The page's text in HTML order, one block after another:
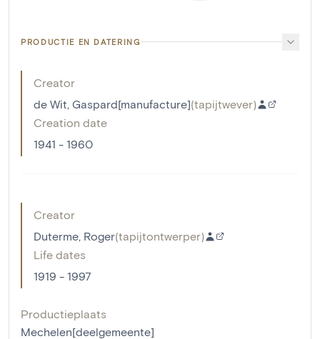
PRODUCTIE EN DATERING
Creator
de Wit, Gaspard[manufacture](tapijtwever)
Creation date
1941 - 1960
Creator
Duterme, Roger(tapijtontwerper)
Life dates
1919 - 1997
Productieplaats
Mechelen[deelgemeente]